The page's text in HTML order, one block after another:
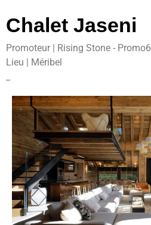
Chalet Jaseni
Promoteur | Rising Stone - Promo6
Lieu | Méribel